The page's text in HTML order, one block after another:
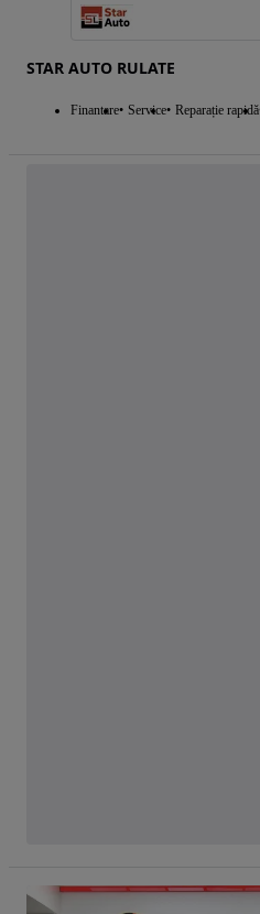
STAR AUTO RULATE
Finantare Service Reparație rapidă